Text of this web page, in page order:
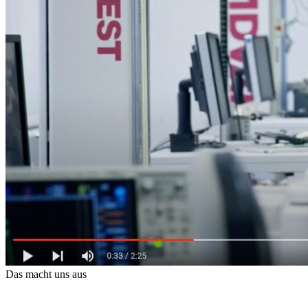
Das macht uns aus